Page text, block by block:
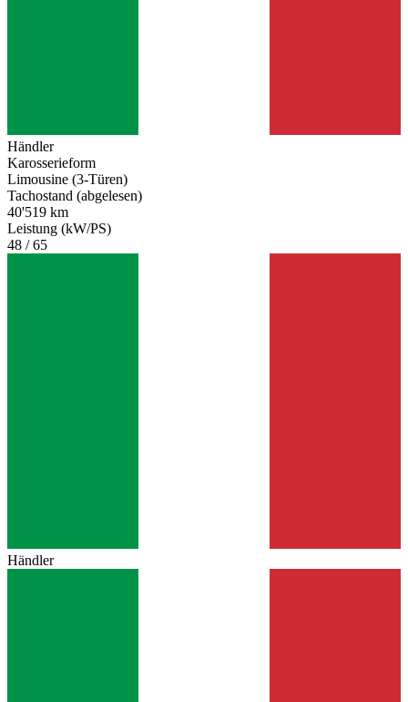
Händler
Karosserieform
Limousine (3-Türen)
Tachostand (abgelesen)
40'519 km
Leistung (kW/PS)
48 / 65
Händler